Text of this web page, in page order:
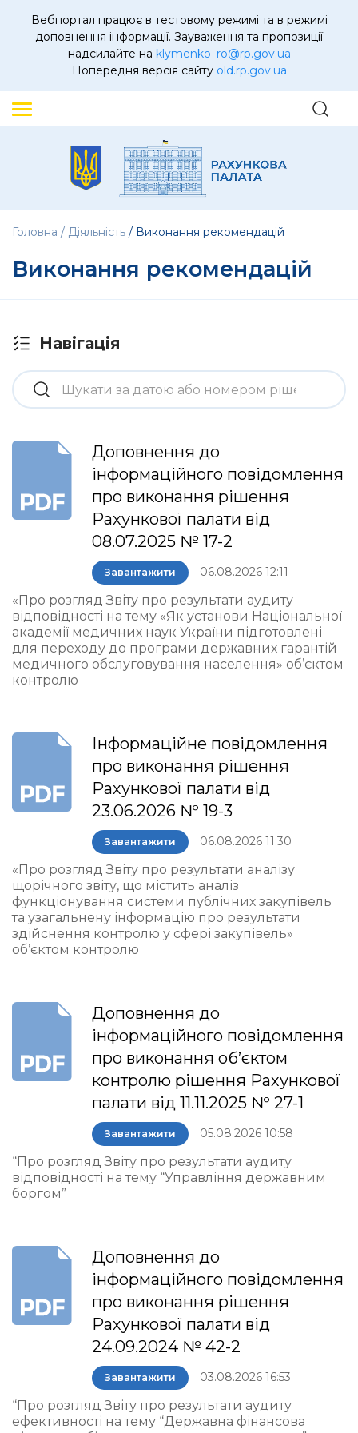
Вебпортал працює в тестовому режимі та в режимі
доповнення інформації. Зауваження та пропозиції
надсилайте на klymenko_ro@rp.gov.ua
Попередня версія сайту old.rp.gov.ua
Головна Діяльність Виконання рекомендацій
Виконання рекомендацій
Навігація
Доповнення до
інформаційного повідомлення
про виконання рішення
Рахункової палати від
08.07.2025 № 17-2
Завантажити 06.08.2026 12:11
«Про розгляд Звіту про результати аудиту
відповідності на тему «Як установи Національної
академії медичних наук України підготовлені
для переходу до програми державних гарантій
медичного обслуговування населення» об’єктом
контролю
Інформаційне повідомлення
про виконання рішення
Рахункової палати від
23.06.2026 № 19-3
Завантажити 06.08.2026 11:30
«Про розгляд Звіту про результати аналізу
щорічного звіту, що містить аналіз
функціонування системи публічних закупівель
та узагальнену інформацію про результати
здійснення контролю у сфері закупівель»
об’єктом контролю
Доповнення до
інформаційного повідомлення
про виконання об’єктом
контролю рішення Рахункової
палати від 11.11.2025 № 27-1
Завантажити 05.08.2026 10:58
“Про розгляд Звіту про результати аудиту
відповідності на тему “Управління державним
боргом”
Доповнення до
інформаційного повідомлення
про виконання рішення
Рахункової палати від
24.09.2024 № 42-2
Завантажити 03.08.2026 16:53
“Про розгляд Звіту про результати аудиту
ефективності на тему “Державна фінансова